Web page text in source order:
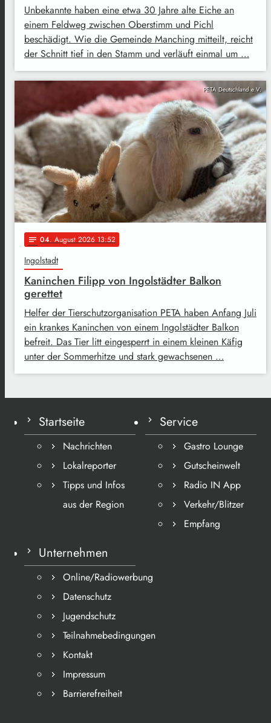
Unbekannte haben eine etwa 30 Jahre alte Eiche an
einem Feldweg zwischen Oberstimm und Pichl
beschädigt. Wie die Gemeinde Manching mitteilt, reicht
der Schnitt tief in den Stamm und verläuft einmal um …
PETA Deutschland e.V.
notes 04. August 2026 13:52
Ingolstadt
Kaninchen Filipp von Ingolstädter Balkon
gerettet
Helfer der Tierschutzorganisation PETA haben Anfang Juli
ein krankes Kaninchen von einem Ingolstädter Balkon
befreit. Das Tier litt eingesperrt in einem kleinen Käfig
unter der Sommerhitze und stark gewachsenen …
Startseite
Nachrichten
Lokalreporter
Tipps und Infos
aus der Region
Service
Gastro Lounge
Gutscheinwelt
Radio IN App
Verkehr/Blitzer
Empfang
Unternehmen
Online/Radiowerbung
Datenschutz
Jugendschutz
Teilnahmebedingungen
Kontakt
Impressum
Barrierefreiheit